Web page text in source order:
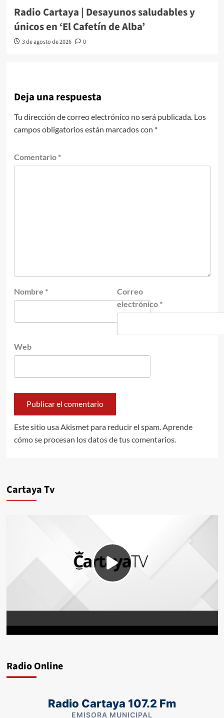
Radio Cartaya | Desayunos saludables y
únicos en ‘El Cafetín de Alba’
3 de agosto de 2026 0
Deja una respuesta
Tu dirección de correo electrónico no será publicada. Los
campos obligatorios están marcados con *
Comentario *
Nombre *
Correo
electrónico *
Web
Este sitio usa Akismet para reducir el spam. Aprende
cómo se procesan los datos de tus comentarios.
Cartaya Tv
Radio Online
Radio Cartaya 107.2 Fm
EMISORA MUNICIPAL